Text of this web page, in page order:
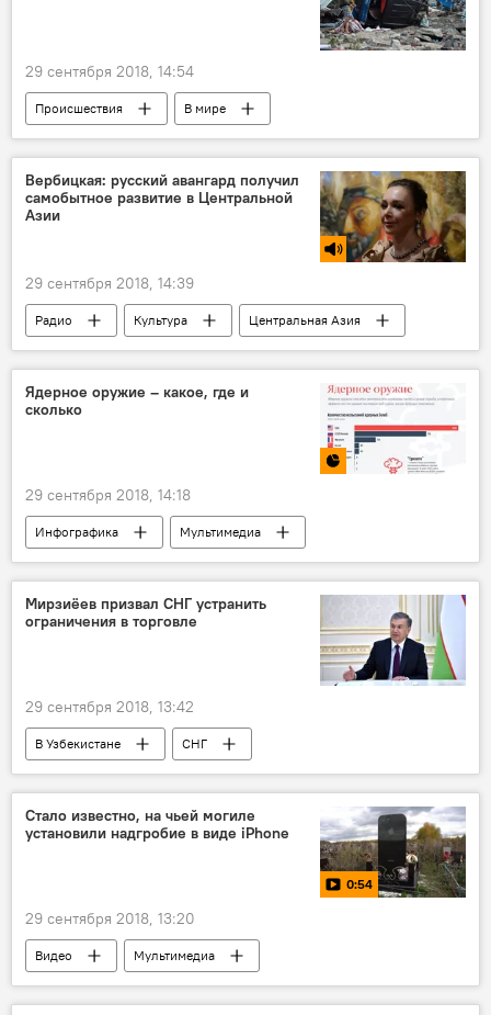
29 сентября 2018, 14:54
Происшествия В мире
Вербицкая: русский авангард получил
самобытное развитие в Центральной
Азии
29 сентября 2018, 14:39
Радио Культура
Центральная Азия
художник
Ядерное оружие – какое, где и
сколько
29 сентября 2018, 14:18
Инфографика Мультимедиа
Мирзиёев призвал СНГ устранить
ограничения в торговле
29 сентября 2018, 13:42
В Узбекистане
СНГ
Шавкат Мирзиёев
Политика
Стало известно, на чьей могиле
установили надгробие в виде iPhone
0:54
29 сентября 2018, 13:20
Видео Мультимедиа